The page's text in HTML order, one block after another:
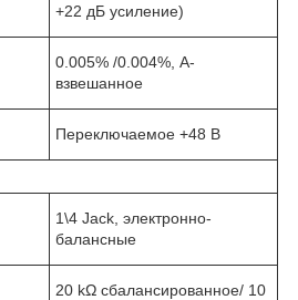
+22 дБ усиление)
0.005% /0.004%, А-
взвешанное
Переключаемое +48 В
1\4 Jack, электронно-
балансные
20 kΩ сбалансированное/ 10